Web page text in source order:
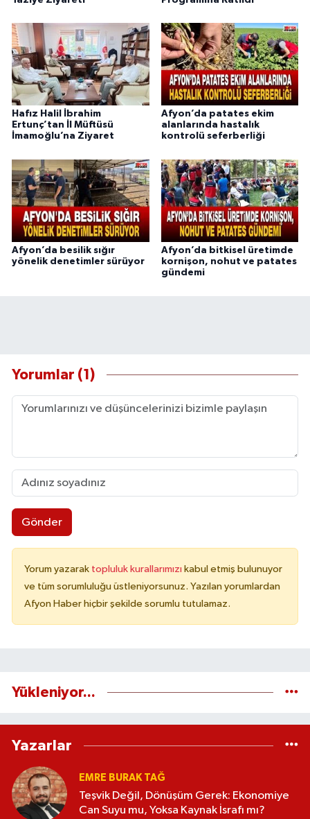
Hafız Halil İbrahim
Ertunç’tan İl Müftüsü
İmamoğlu’na Ziyaret
Afyon’da patates ekim
alanlarında hastalık
kontrolü seferberliği
Afyon’da besilik sığır
yönelik denetimler sürüyor
Afyon’da bitkisel üretimde
kornişon, nohut ve patates
gündemi
Yorumlar (1)
Gönder
Yorum yazarak topluluk kurallarımızı kabul etmiş bulunuyor
ve tüm sorumluluğu üstleniyorsunuz. Yazılan yorumlardan
Afyon Haber hiçbir şekilde sorumlu tutulamaz.
Yükleniyor...
Yazarlar
EMRE BURAK TAĞ
Teşvik Değil, Dönüşüm Gerek: Ekonomiye
Can Suyu mu, Yoksa Kaynak İsrafı mı?